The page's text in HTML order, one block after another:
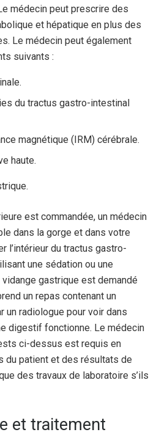
médecin peut prescrire des
et hépatique en plus des
Le médecin peut également
suivants :
du tractus gastro-intestinal
magnétique (IRM) cérébrale.
haute.
est commandée, un médecin
dans la gorge et dans votre
l’intérieur du tractus gastro-
une sédation ou une
gastrique est demandé
un repas contenant un
un radiologue pour voir dans
digestif fonctionne. Le médecin
ci-dessus est requis en
du patient et des résultats de
des travaux de laboratoire s’ils
et traitement